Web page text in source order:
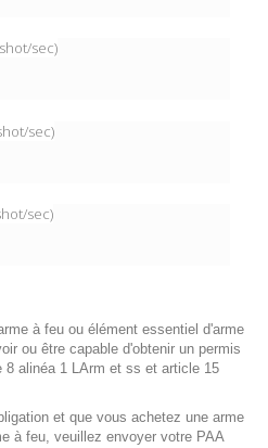
sec)
sec)
sec)
à feu ou élément essentiel d'arme
ou être capable d'obtenir un permis
8 alinéa 1 LArm et ss et article 15
et que vous achetez une arme
à feu, veuillez envoyer votre PAA